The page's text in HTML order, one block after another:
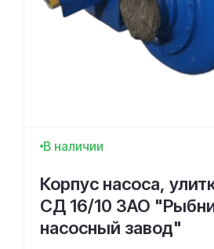
В наличии
Корпус насоса,
СД 16/10 ЗАО
насосный завод"